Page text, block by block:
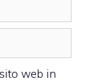
web in